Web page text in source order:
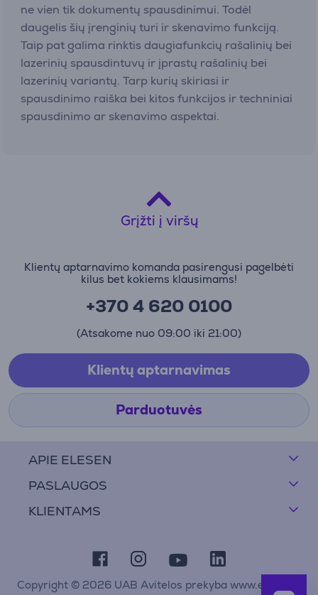
ne vien tik dokumentų spausdinimui. Todėl
daugelis šių įrenginių turi ir skenavimo funkciją.
Taip pat galima rinktis daugiafunkcių rašalinių bei
lazerinių spausdintuvų ir įprastų rašalinių bei
lazerinių variantų. Tarp kurių skiriasi ir
spausdinimo raiška bei kitos funkcijos ir techniniai
spausdinimo ar skenavimo aspektai.
Grįžti į viršų
APIE ELESEN
PASLAUGOS
KLIENTAMS
Klientų aptarnavimo komanda pasirengusi pagelbėti
kilus bet kokiems klausimams!
+370 4 620 0100
(Atsakome nuo 09:00 iki 21:00)
Klientų aptarnavimas
Parduotuvės
Copyright © 2026 UAB Avitelos prekyba www.elesen.lt